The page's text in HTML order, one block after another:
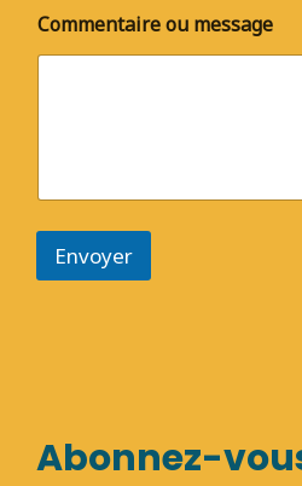
Commentaire ou message
Envoyer
Abonnez-